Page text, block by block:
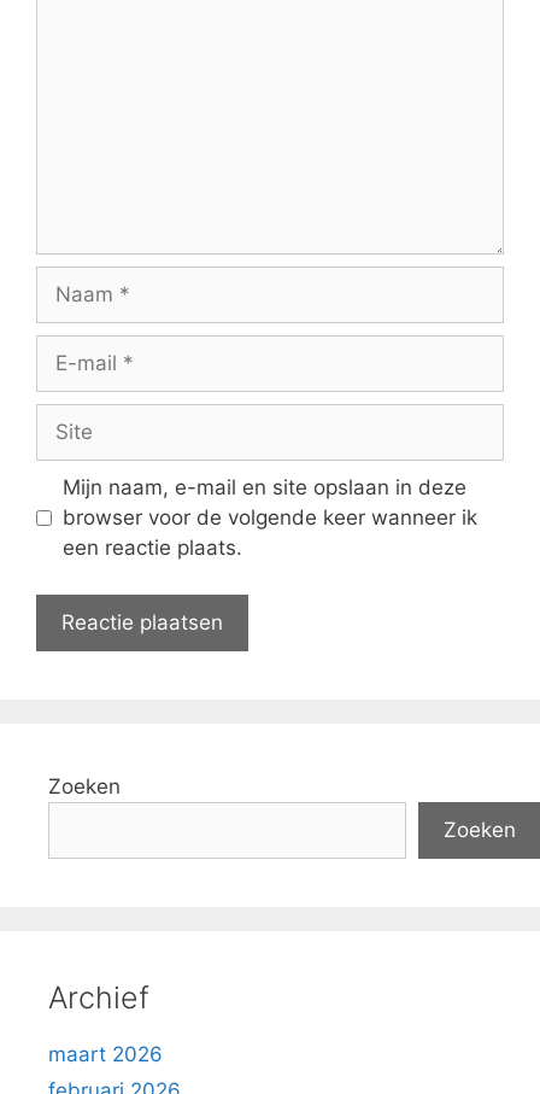
Naam
Site
Mijn naam, e-mail en site opslaan in deze
browser voor de volgende keer wanneer ik
een reactie plaats.
Zoeken
Zoeken
Archief
maart 2026